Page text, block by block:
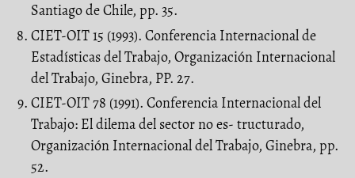
Santiago de Chile, pp. 35.
CIET-OIT 15 (1993). Conferencia Internacional de
Estadísticas del Trabajo, Organización Internacional
del Trabajo, Ginebra, PP. 27.
CIET-OIT 78 (1991). Conferencia Internacional del
Trabajo: El dilema del sector no es- tructurado,
Organización Internacional del Trabajo, Ginebra, pp.
52.